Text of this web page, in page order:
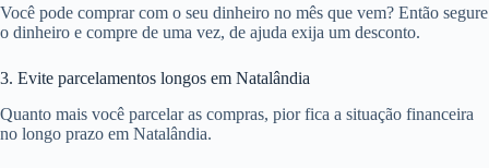
Você pode comprar com o seu dinheiro no mês que vem? Então segure
o dinheiro e compre de uma vez, de ajuda exija um desconto.
3. Evite parcelamentos longos em Natalândia
Quanto mais você parcelar as compras, pior fica a situação financeira
no longo prazo em Natalândia.